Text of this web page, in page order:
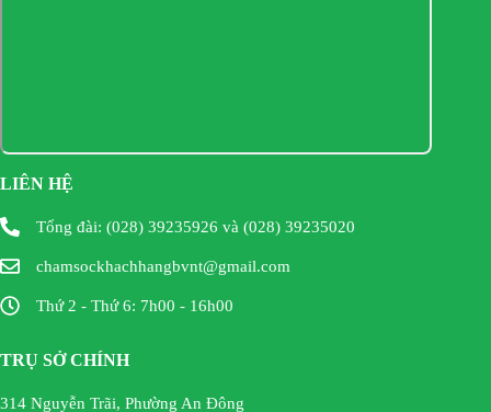
LIÊN HỆ
Tổng đài: (028) 39235926 và (028) 39235020
chamsockhachhangbvnt@gmail.com
Thứ 2 - Thứ 6: 7h00 - 16h00
TRỤ SỞ CHÍNH
314 Nguyễn Trãi, Phường An Đông